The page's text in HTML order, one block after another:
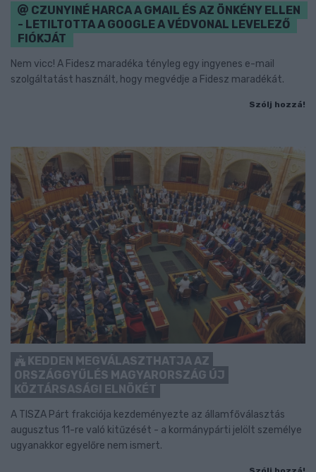
CZUNYINÉ HARCA A GMAIL ÉS AZ ÖNKÉNY ELLEN
- LETILTOTTA A GOOGLE A VÉDVONAL LEVELEZŐ
FIÓKJÁT
Nem vicc! A Fidesz maradéka tényleg egy ingyenes e-mail
szolgáltatást használt, hogy megvédje a Fidesz maradékát.
Szólj hozzá!
KEDDEN MEGVÁLASZTHATJA AZ
ORSZÁGGYŰLÉS MAGYARORSZÁG ÚJ
KÖZTÁRSASÁGI ELNÖKÉT
A TISZA Párt frakciója kezdeményezte az államfőválasztás
augusztus 11-re való kitűzését - a kormánypárti jelölt személye
ugyanakkor egyelőre nem ismert.